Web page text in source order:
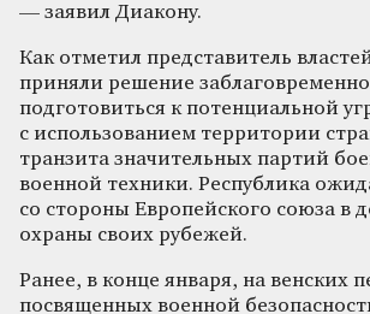
— заявил Диакону.
Как отметил представитель
приняли решение заблаговременно
подготовиться к потенциальной
с использованием территории
транзита значительных партий
военной техники. Республика
со стороны Европейского союза в
охраны своих рубежей.
Ранее, в конце января, на венских
посвященных военной